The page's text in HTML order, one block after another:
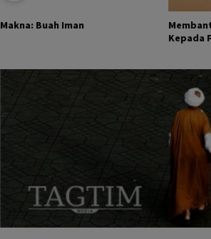
Makna: Buah Iman
Kepada